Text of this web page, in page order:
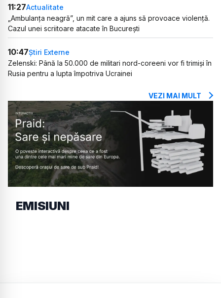
11:27Actualitate
„Ambulanța neagră”, un mit care a ajuns să provoace violență.
Cazul unei scriitoare atacate în București
10:47Știri Externe
Zelenski: Până la 50.000 de militari nord-coreeni vor fi trimiși în
Rusia pentru a lupta împotriva Ucrainei
VEZI MAI MULT
EMISIUNI